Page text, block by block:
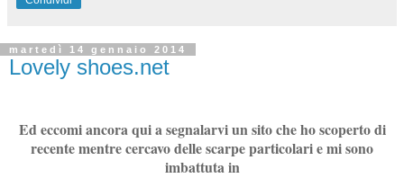
martedì 14 gennaio 2014
Lovely shoes.net
Ed eccomi ancora qui a segnalarvi un sito che ho scoperto di
recente mentre cercavo delle scarpe particolari e mi sono
imbattuta in